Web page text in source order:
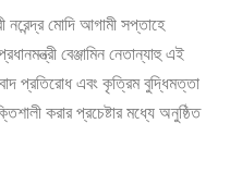
নরেন্দ্র মোদি আগামী সপ্তাহে
বেঞ্জামিন নেতান্যাহু এই
প্রতিরোধ এবং কৃত্রিম বুদ্ধিমত্তা
করার প্রচেষ্টার মধ্যে অনুষ্ঠিত